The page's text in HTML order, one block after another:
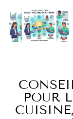
POUR